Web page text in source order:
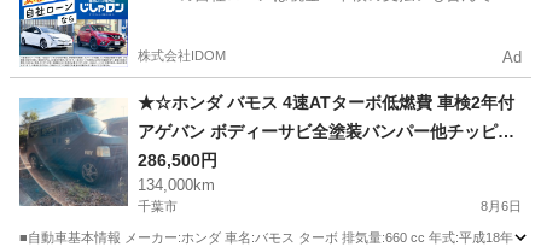
株式会社IDOM Ad
★☆ホンダ バモス 4速ATターボ低燃費 車検2年付
アゲバン ボディーサビ全塗装バンパー他チッピン
グブラック仕様 内外装綺麗 キーレス 社外マフラ
ー PW･AC･PS カスタム車両★☆
286,500円
134,000km
千葉市 8月6日
■自動車基本情報 メーカー:ホンダ 車名:バモス ターボ 排気量:660 cc 年式:平成18年（